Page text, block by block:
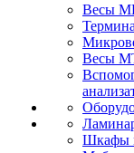
Весы
Весы
Шкафы